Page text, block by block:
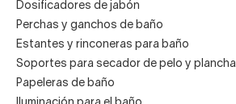
Dosificadores de jabón
Perchas y ganchos de baño
Estantes y rinconeras para baño
Soportes para secador de pelo y plancha
Papeleras de baño